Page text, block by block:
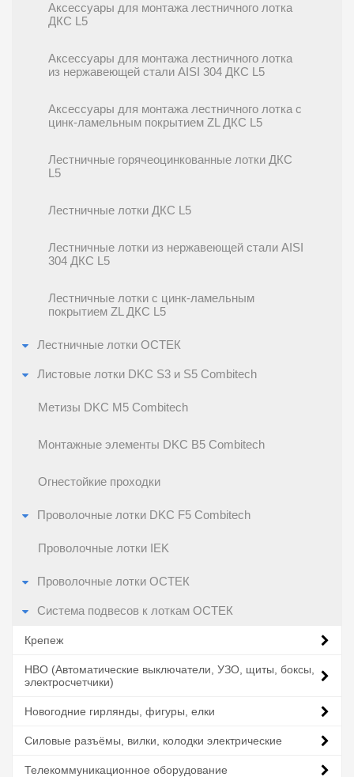
Аксессуары для монтажа лестничного лотка
ДКС L5
Аксессуары для монтажа лестничного лотка
из нержавеющей стали AISI 304 ДКС L5
Аксессуары для монтажа лестничного лотка с
цинк-ламельным покрытием ZL ДКС L5
Лестничные горячеоцинкованные лотки ДКС
L5
Лестничные лотки ДКС L5
Лестничные лотки из нержавеющей стали AISI
304 ДКС L5
Лестничные лотки с цинк-ламельным
покрытием ZL ДКС L5
Лестничные лотки ОСТЕК
Листовые лотки DKC S3 и S5 Combitech
Метизы DKC M5 Combitech
Монтажные элементы DKC B5 Combitech
Огнестойкие проходки
Проволочные лотки DKC F5 Combitech
Проволочные лотки IEK
Проволочные лотки ОСТЕК
Система подвесов к лоткам ОСТЕК
Крепеж
НВО (Автоматические выключатели, УЗО, щиты, боксы,
электросчетчики)
Новогодние гирлянды, фигуры, елки
Силовые разъёмы, вилки, колодки электрические
Телекоммуникационное оборудование